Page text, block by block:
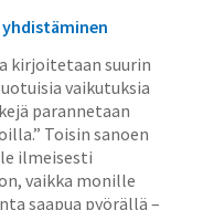
kirjoitetaan suurin
vaikutuksia
parannetaan
Toisin sanoen
ilmeisesti
vaikka monille
saapua pyörällä –